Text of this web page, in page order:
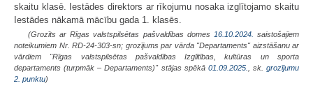
skaitu klasē. Iestādes direktors ar rīkojumu nosaka izglītojamo skaitu
Iestādes nākamā mācību gada 1. klasēs.
(Grozīts ar Rīgas valstspilsētas pašvaldības domes 16.10.2024.
saistošajiem
noteikumiem Nr. RD-24-303-sn; grozījums par vārda "Departaments" aizstāšanu ar
vārdiem "Rīgas valstspilsētas pašvaldības Izglītības, kultūras un sporta
departaments (turpmāk – Departaments)" stājas spēkā 01.09.2025. , sk. grozījumu
2. punktu)